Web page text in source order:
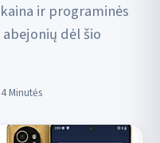
ir programinės
dėl šio
4Minutės